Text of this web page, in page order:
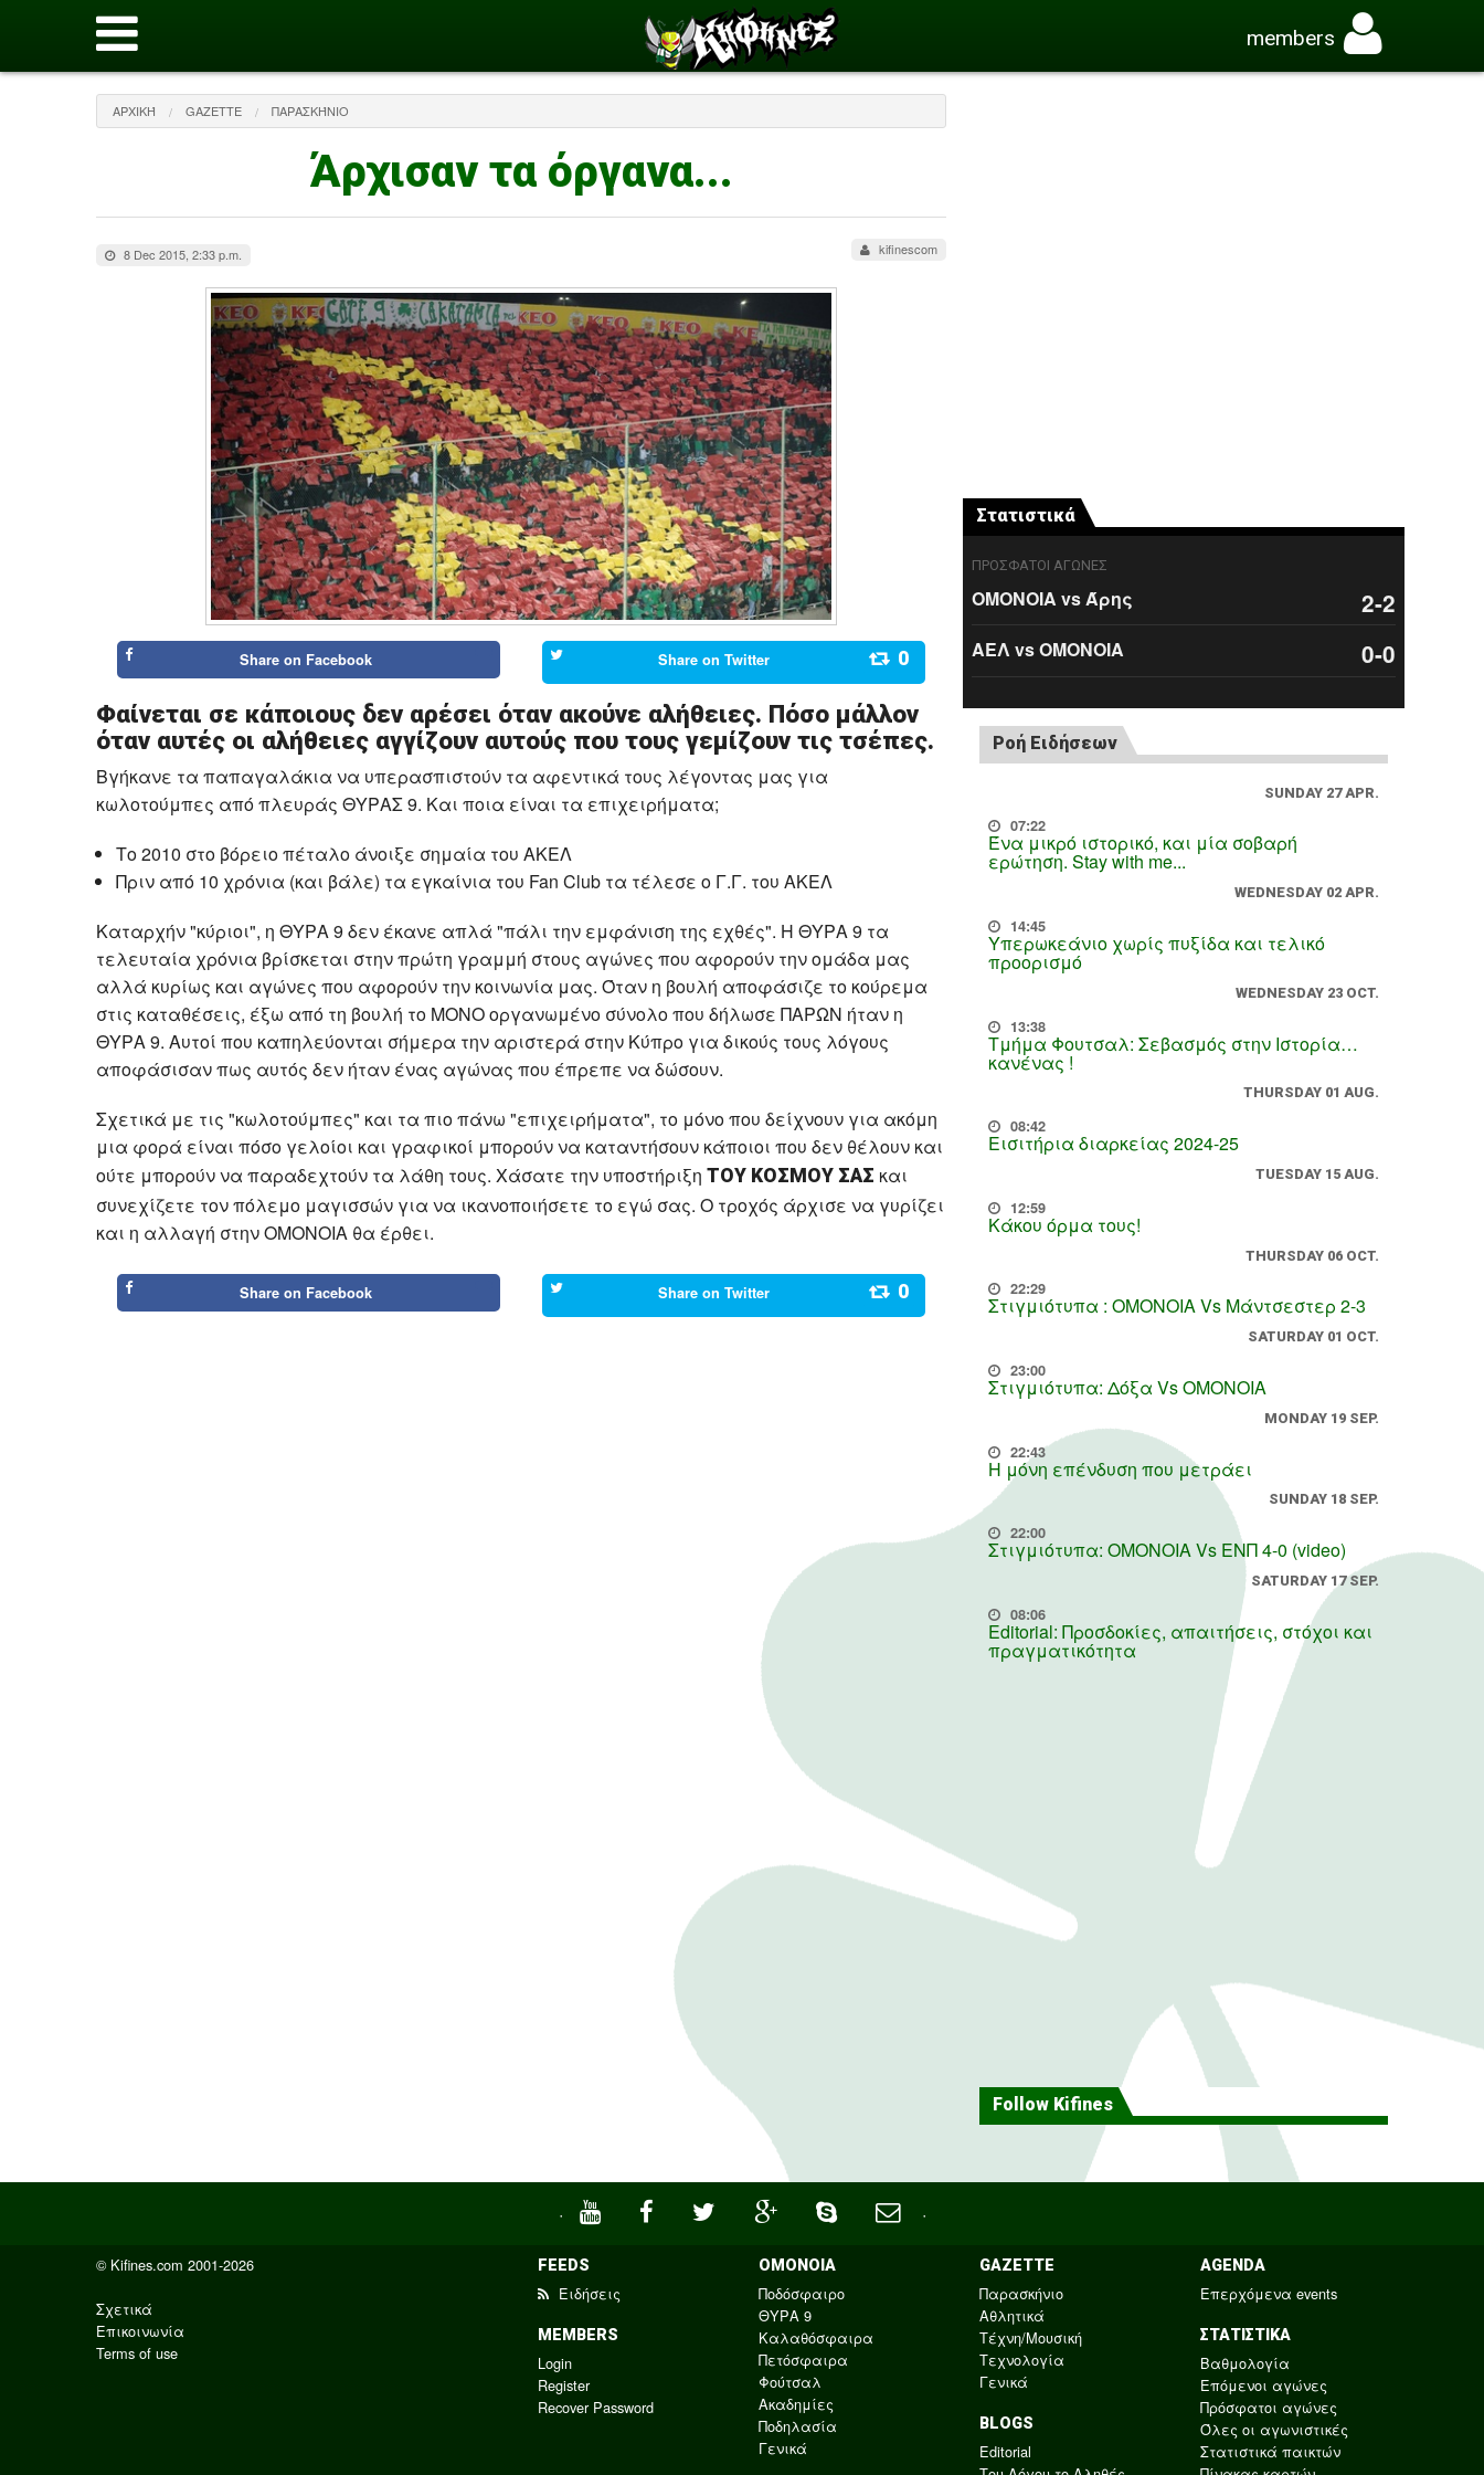
members
ΑΡΧΙΚΉ GAZETTE ΠΑΡΑΣΚΉΝΙΟ
Άρχισαν τα όργανα...
8 Dec 2015, 2:33 p.m. kifinescom
Share on Facebook Share on Twitter 0
Φαίνεται σε κάποιους δεν αρέσει όταν ακούνε αλήθειες. Πόσο μάλλον
όταν αυτές οι αλήθειες αγγίζουν αυτούς που τους γεμίζουν τις τσέπες.
Βγήκανε τα παπαγαλάκια να υπερασπιστούν τα αφεντικά τους λέγοντας μας για
κωλοτούμπες από πλευράς ΘΥΡΑΣ 9. Και ποια είναι τα επιχειρήματα;
Το 2010 στο βόρειο πέταλο άνοιξε σημαία του ΑΚΕΛ
Πριν από 10 χρόνια (και βάλε) τα εγκαίνια του Fan Club τα τέλεσε ο Γ.Γ. του ΑΚΕΛ
Καταρχήν "κύριοι", η ΘΥΡΑ 9 δεν έκανε απλά "πάλι την εμφάνιση της εχθές". Η ΘΥΡΑ 9 τα
τελευταία χρόνια βρίσκεται στην πρώτη γραμμή στους αγώνες που αφορούν την ομάδα μας
αλλά κυρίως και αγώνες που αφορούν την κοινωνία μας. Όταν η βουλή αποφάσιζε το κούρεμα
στις καταθέσεις, έξω από τη βουλή το ΜΟΝΟ οργανωμένο σύνολο που δήλωσε ΠΑΡΩΝ ήταν η
ΘΥΡΑ 9. Αυτοί που καπηλεύονται σήμερα την αριστερά στην Κύπρο για δικούς τους λόγους
αποφάσισαν πως αυτός δεν ήταν ένας αγώνας που έπρεπε να δώσουν.
Σχετικά με τις "κωλοτούμπες" και τα πιο πάνω "επιχειρήματα", το μόνο που δείχνουν για ακόμη
μια φορά είναι πόσο γελοίοι και γραφικοί μπορούν να καταντήσουν κάποιοι που δεν θέλουν και
ούτε μπορούν να παραδεχτούν τα λάθη τους. Χάσατε την υποστήριξη ΤΟΥ ΚΟΣΜΟΥ ΣΑΣ και
συνεχίζετε τον πόλεμο μαγισσών για να ικανοποιήσετε το εγώ σας. Ο τροχός άρχισε να γυρίζει
και η αλλαγή στην ΟΜΟΝΟΙΑ θα έρθει.
Share on Facebook Share on Twitter 0
Στατιστικά
ΠΡΟΣΦΑΤΟΙ ΑΓΩΝΕΣ
ΟΜΟΝΟΙΑ vs Άρης 2-2
ΑΕΛ vs ΟΜΟΝΟΙΑ 0-0
Ροή Ειδήσεων
SUNDAY 27 APR.
07:22
Ένα μικρό ιστορικό, και μία σοβαρή
ερώτηση. Stay with me...
WEDNESDAY 02 APR.
14:45
Υπερωκεάνιο χωρίς πυξίδα και τελικό
προορισμό
WEDNESDAY 23 OCT.
13:38
Τμήμα Φουτσαλ: Σεβασμός στην Ιστορία…
κανένας !
THURSDAY 01 AUG.
08:42
Εισιτήρια διαρκείας 2024-25
TUESDAY 15 AUG.
12:59
Κάκου όρμα τους!
THURSDAY 06 OCT.
22:29
Στιγμιότυπα : ΟΜΟΝΟΙΑ Vs Μάντσεστερ 2-3
SATURDAY 01 OCT.
23:00
Στιγμιότυπα: Δόξα Vs OMONOIA
MONDAY 19 SEP.
22:43
Η μόνη επένδυση που μετράει
SUNDAY 18 SEP.
22:00
Στιγμιότυπα: ΟΜΟΝΟΙΑ Vs ΕΝΠ 4-0 (video)
SATURDAY 17 SEP.
08:06
Editorial: Προσδοκίες, απαιτήσεις, στόχοι και
πραγματικότητα
Follow Kifines
· ·
© Kifines.com 2001-2026
Σχετικά
Επικοινωνία
Terms of use
FEEDS
Ειδήσεις
MEMBERS
Login
Register
Recover Password
ΟΜΟΝΟΙΑ
Ποδόσφαιρο
ΘΥΡΑ 9
Καλαθόσφαιρα
Πετόσφαιρα
Φούτσαλ
Ακαδημίες
Ποδηλασία
Γενικά
GAZETTE
Παρασκήνιο
Αθλητικά
Τέχνη/Μουσική
Τεχνολογία
Γενικά
BLOGS
Editorial
AGENDA
Επερχόμενα events
ΣΤΑΤΙΣΤΙΚΑ
Βαθμολογία
Επόμενοι αγώνες
Πρόσφατοι αγώνες
Όλες οι αγωνιστικές
Στατιστικά παικτών